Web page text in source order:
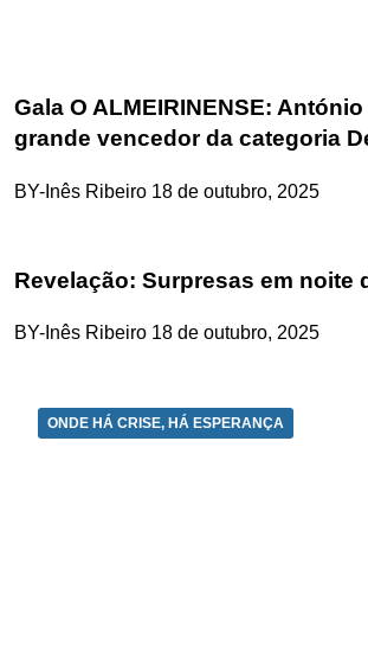
Gala O ALMEIRINENSE:
grande vencedor da categoria
BY-Inês Ribeiro 18 de outubro, 2025
Revelação: Surpresas em noite
BY-Inês Ribeiro 18 de outubro, 2025
ONDE HÁ CRISE, HÁ ESPERANÇA